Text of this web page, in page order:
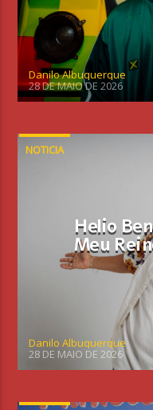
Danilo Albuquerque
28 DE MAIO DE 2026
NOTICIA
Helio
Meu
Danilo Albuquerque
28 DE MAIO DE 2026